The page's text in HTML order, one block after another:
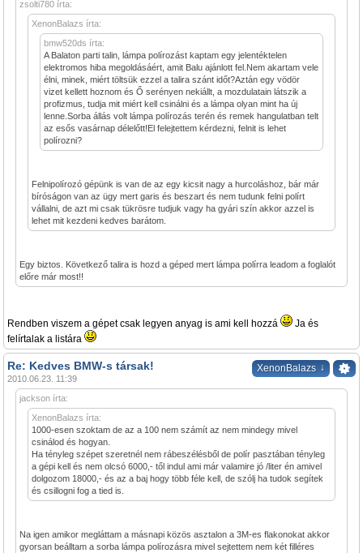
zsolti780 írta:
XenonBalazs írta:
bmw520ds írta:
A Balaton parti talin, lámpa polírozást kaptam egy jelentéktelen
elektromos hiba megoldásáért, amit Balu ajánlott fel.Nem akartam vele
élni, minek, miért töltsük ezzel a talira szánt időt?Aztán egy vödör
vizet kellett hoznom és Ő serényen nekiállt, a mozdulatain látszik a
profizmus, tudja mit miért kell csinálni és a lámpa olyan mint ha új
lenne.Sorba állás volt lámpa polírozás terén és remek hangulatban telt
az esős vasárnap délelőtt!El felejtettem kérdezni, felnit is lehet
polírozni?
Felnipolírozó gépünk is van de az egy kicsit nagy a hurcoláshoz, bár már
bíróságon van az ügy mert garis és beszart és nem tudunk felni polírt
vállalni, de azt mi csak tükrösre tudjuk vagy ha gyári szín akkor azzel is
lehet mit kezdeni kedves barátom.
Egy biztos. Következő talira is hozd a géped mert lámpa polírra leadom a foglalót
előre már most!!
Rendben viszem a gépet csak legyen anyag is ami kell hozzá
Ja és
felírtalak a listára
XenonBalazs ↓
Re: Kedves BMW-s társak!
2010.06.23. 11:39
jackson írta:
XenonBalazs írta:
1000-esen szoktam de az a 100 nem számít az nem mindegy mivel
csinálod és hogyan.
Ha tényleg szépet szeretnél nem rábeszélésből de polír pasztában tényleg
a gépi kell és nem olcsó 6000,- től indul ami már valamire jó /liter én amivel
dolgozom 18000,- és az a baj hogy több féle kell, de szólj ha tudok segítek
és csillogni fog a tied is.
Na igen amikor megláttam a másnapi közös asztalon a 3M-es flakonokat akkor
gyorsan beálltam a sorba lámpa polírozásra mivel sejtettem nem két filléres